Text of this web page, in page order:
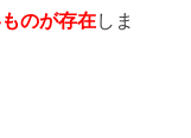
のが存在しま